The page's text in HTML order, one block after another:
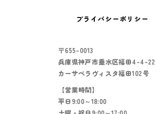
〒655-0013
兵庫県神戸市垂水区福田4-4-22
カーサベラヴィスタ福田102号
【営業時間】
平日9:00～18:00
プライバシーポリシー